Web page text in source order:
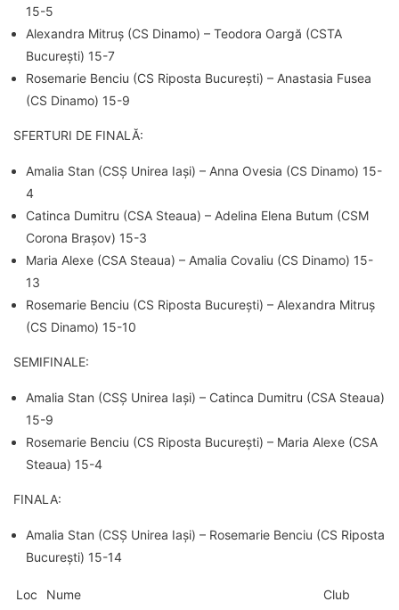
15-5
Alexandra Mitruș (CS Dinamo) – Teodora Oargă (CSTA
București) 15-7
Rosemarie Benciu (CS Riposta București) – Anastasia Fusea
(CS Dinamo) 15-9
SFERTURI DE FINALĂ:
Amalia Stan (CSȘ Unirea Iași) – Anna Ovesia (CS Dinamo) 15-
4
Catinca Dumitru (CSA Steaua) – Adelina Elena Butum (CSM
Corona Brașov) 15-3
Maria Alexe (CSA Steaua) – Amalia Covaliu (CS Dinamo) 15-
13
Rosemarie Benciu (CS Riposta București) – Alexandra Mitruș
(CS Dinamo) 15-10
SEMIFINALE:
Amalia Stan (CSȘ Unirea Iași) – Catinca Dumitru (CSA Steaua)
15-9
Rosemarie Benciu (CS Riposta București) – Maria Alexe (CSA
Steaua) 15-4
FINALA:
Amalia Stan (CSȘ Unirea Iași) – Rosemarie Benciu (CS Riposta
București) 15-14
Loc Nume Club